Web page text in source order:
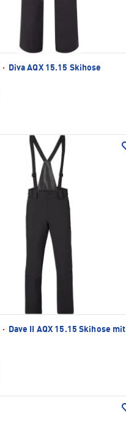
·
Diva AQX 15.15 Skihose
·
Dave II AQX 15.15 Skihose mit